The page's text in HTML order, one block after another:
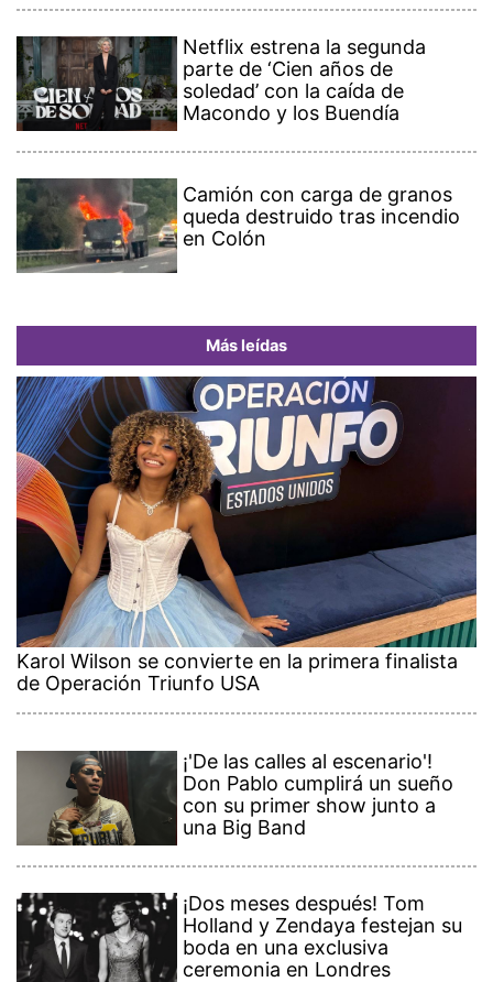
Netflix estrena la segunda
parte de ‘Cien años de
soledad’ con la caída de
Macondo y los Buendía
Camión con carga de granos
queda destruido tras incendio
en Colón
Más leídas
Karol Wilson se convierte en la primera finalista
de Operación Triunfo USA
¡'De las calles al escenario'!
Don Pablo cumplirá un sueño
con su primer show junto a
una Big Band
¡Dos meses después! Tom
Holland y Zendaya festejan su
boda en una exclusiva
ceremonia en Londres